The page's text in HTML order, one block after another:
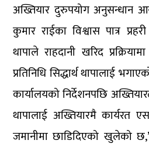
अख्तियार दुरुपयोग अनुसन्धान
कुमार राईका विश्वास पात्र
थापाले राहदानी खरिद
प्रतिनिधि सिद्धार्थ थापालाई
कार्यालयको निर्देशनपछि
थापालाई अख्तियारमै कार्यरत
जमानीमा छाडिदिएको खुलेको